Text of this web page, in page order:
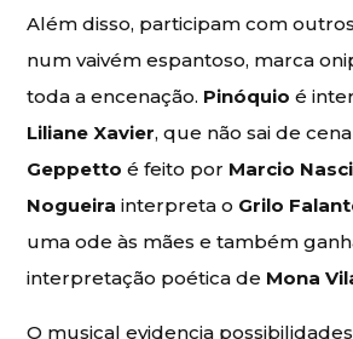
Além disso, participam com
num vaivém espantoso, marca
toda a encenação. Pinóquio é
Liliane Xavier, que não sai de
Geppetto é feito por Marcio
Nogueira interpreta o Grilo
uma ode às mães e também
interpretação poética de Mona
O musical evidencia